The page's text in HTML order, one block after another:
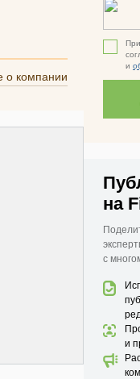
о компании
и
на
с
и